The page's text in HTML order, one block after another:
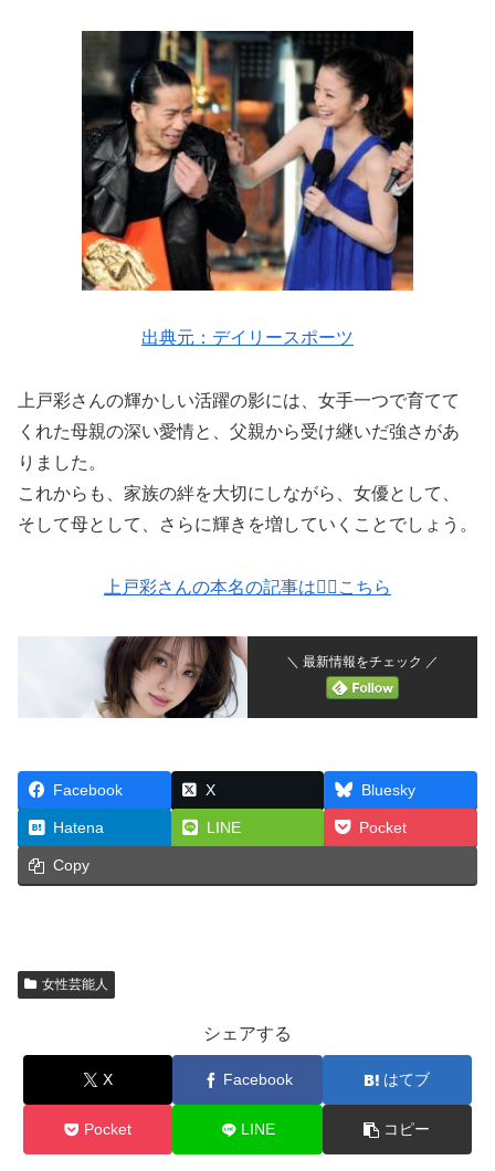
出典元：デイリースポーツ
上戸彩さんの輝かしい活躍の影には、女手一つで育てて
くれた母親の深い愛情と、父親から受け継いだ強さがあ
りました。
これからも、家族の絆を大切にしながら、女優として、
そして母として、さらに輝きを増していくことでしょう。
上戸彩さんの本名の記事は💁‍♀️こちら
＼ 最新情報をチェック ／
Facebook X Bluesky
Hatena LINE Pocket
Copy
女性芸能人
シェアする
X Facebook はてブ
Pocket LINE コピー